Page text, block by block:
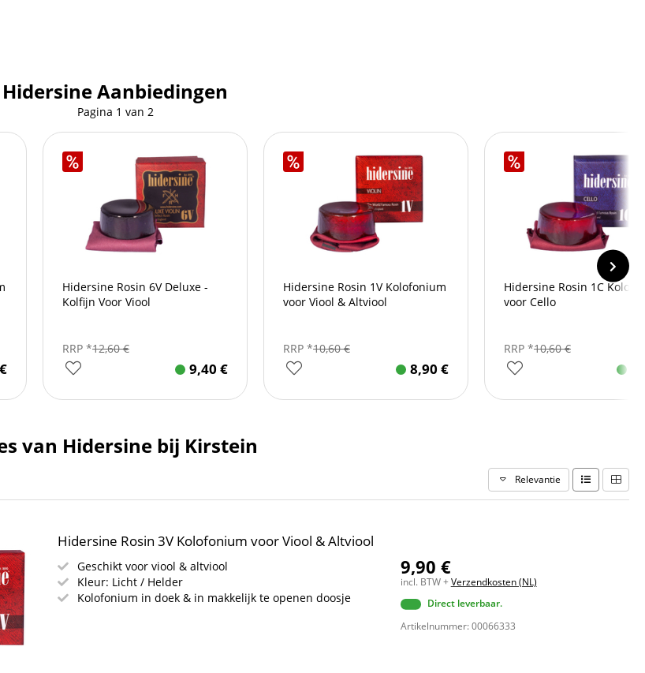
Hidersine Aanbiedingen
Pagina 1 van 2
€
Hidersine Rosin 6V Deluxe -
Kolfijn Voor Viool
RRP *12,60€
9,40 €
Hidersine Rosin 1V Kolofonium
voor Viool & Altviool
RRP *10,60€
8,90 €
Hidersine Rosin 1C
voor Cello
RRP *10,60€
van Hidersine bij Kirstein
Relevantie
Hidersine Rosin 3V Kolofonium voor Viool & Altviool
Geschikt voor viool & altviool
Kleur: Licht / Helder
Kolofonium in doek & in makkelijk te openen doosje
9,90 €
incl. BTW +Verzendkosten (NL)
Direct leverbaar.
Artikelnummer: 00066333